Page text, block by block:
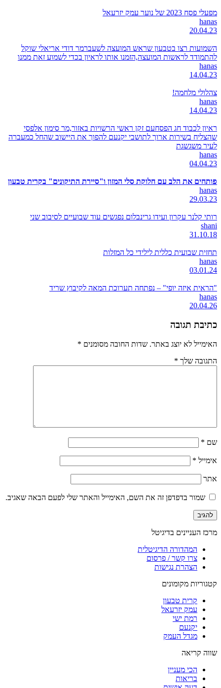
מפעלי פסח 2023 של נוער עמק יזרעאל
hanas
20.04.23
השמועות רצו בטבעון שראש המועצה לשעברמר דודי אריאלי שוקל
להתמודד לראשות המועצה,הזמנו אותו לראיון בכדי לשמוע זאת ממנו
hanas
14.04.23
צהלולי מלחמה!
hanas
14.04.23
ראיון לכבוד חג הפסחעם זקן ראשי הרשויות באזור,מר סימון אלפסי
שהצליח בשירות ארוך לתושבי יקנעם להפוך את היישוב שהחל כמעברה
לעיר משגשגת
hanas
04.04.23
פותחים את הלב עם חלוקת סלי המזון ו"סיירת התיקונים" בקרית טבעון
hanas
29.03.23
רותי קלנר עקרון ועידו גרינבלום נפגשים עוד שבועיים לסיבוב שני
shani
31.10.18
תחזית שבועית כללית לילידי כל המזלות
hanas
03.01.24
"הראית איזה יופי" – נפתחה תערוכת המאה לקיבוץ שריד
hanas
20.04.26
כתיבת תגובה
האימייל לא יוצג באתר. שדות החובה מסומנים *
התגובה שלך *
שם *
אימייל *
אתר
שמור בדפדפן זה את השם, האימייל והאתר שלי לפעם הבאה שאגיב.
מרכז העניינים בדיגיטל
המהדורה הדיגיטלית
צרו קשר / פרסום
הצהרת נגישות
קטגוריות מקומונים
קרית טבעון
עמק יזרעאל
רמת ישי
יקנעם
מגדל העמק
שווה קריאה
הכי מעניין
בריאות